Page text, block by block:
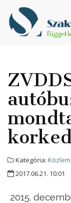
Kategória:
2017.06.21. 10:01
2015.